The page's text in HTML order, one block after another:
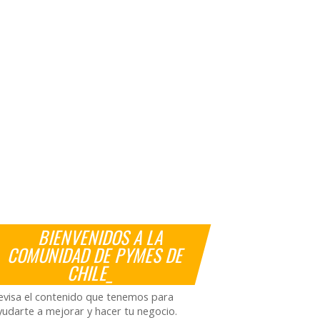
BIENVENIDOS A LA
COMUNIDAD DE PYMES DE
CHILE_
el contenido que tenemos para
a mejorar y hacer tu negocio.